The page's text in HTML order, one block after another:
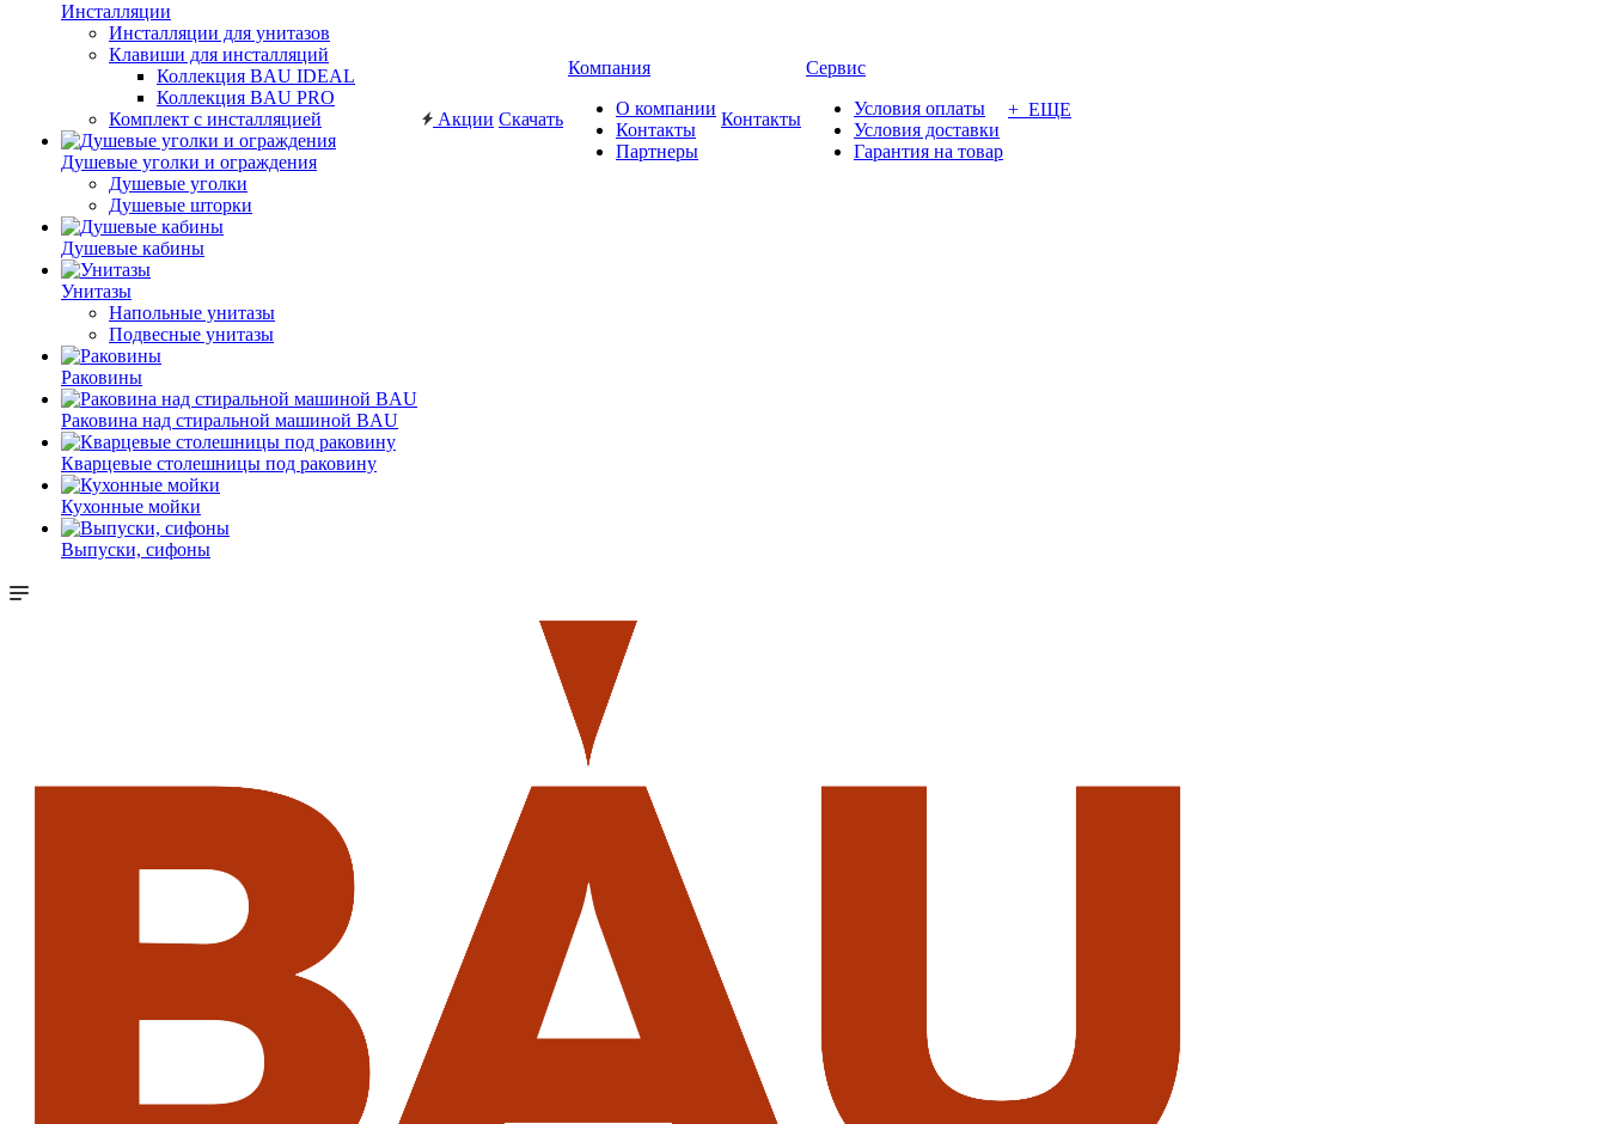
Инсталляции
Инсталляции для унитазов
Клавиши для инсталляций
Коллекция BAU IDEAL
Коллекция BAU PRO
Комплект с инсталляцией
Душевые уголки и ограждения
Душевые уголки
Душевые шторки
Душевые кабины
Унитазы
Напольные унитазы
Подвесные унитазы
Раковины
Раковина над стиральной машиной BAU
Кварцевые столешницы под раковину
Кухонные мойки
Выпуски, сифоны
Акции Скачать
Компания
О компании
Контакты
Партнеры
Контакты
Сервис
Условия оплаты
Условия доставки
Гарантия на товар
+ ЕЩЕ